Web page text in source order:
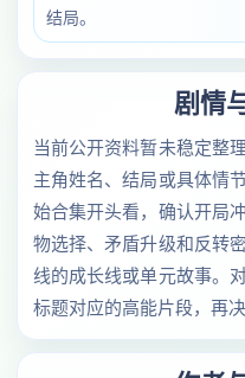
结局。
剧情
当前公开资料暂未稳定整
主角姓名、结局或具体情
始合集开头看，确认开局
物选择、矛盾升级和反转
线的成长线或单元故事。
标题对应的高能片段，再